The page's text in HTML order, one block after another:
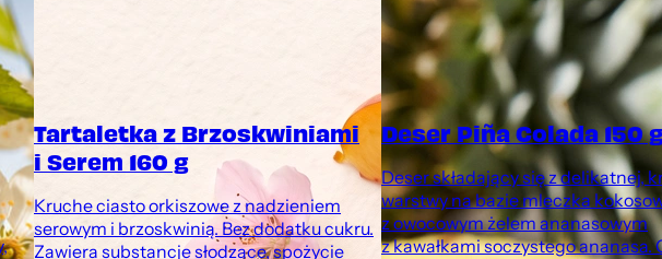
Tartaletka z Brzoskwiniami
i Serem 160 g
Kruche ciasto orkiszowe z nadzieniem
serowym i brzoskwinią. Bez dodatku cukru.
Zawiera substancje słodzące, spożycie
Deser Piña Colada 150
Deser składający się z delikatnej,
warstwy na bazie mleczka
z owocowym żelem ananasowym
z kawałkami soczystego ananasa.